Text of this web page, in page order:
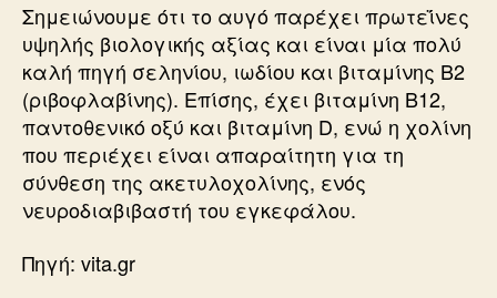
Σημειώνουμε ότι το αυγό παρέχει πρωτεΐνες
υψηλής βιολογικής αξίας και είναι μία πολύ
καλή πηγή σεληνίου, ιωδίου και βιταμίνης Β2
(ριβοφλαβίνης). Επίσης, έχει βιταμίνη Β12,
παντοθενικό οξύ και βιταμίνη D, ενώ η χολίνη
που περιέχει είναι απαραίτητη για τη
σύνθεση της ακετυλοχολίνης, ενός
νευροδιαβιβαστή του εγκεφάλου.
Πηγή: vita.gr